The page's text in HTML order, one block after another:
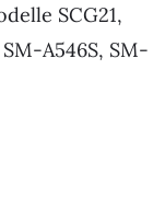
SCG21,
A546S, SM-